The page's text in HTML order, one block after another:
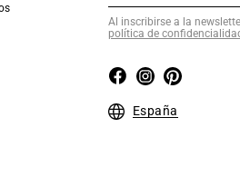
Al inscribirse a la
política de
España